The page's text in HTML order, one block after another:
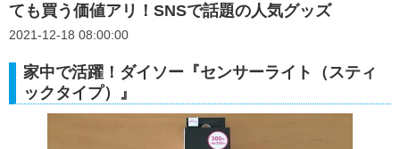
ても買う価値アリ！SNSで話題の人気グッズ
2021-12-18 08:00:00
家中で活躍！ダイソー『センサーライト（スティ
ックタイプ）』